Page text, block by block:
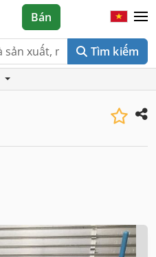
Tìm kiếm
Bán